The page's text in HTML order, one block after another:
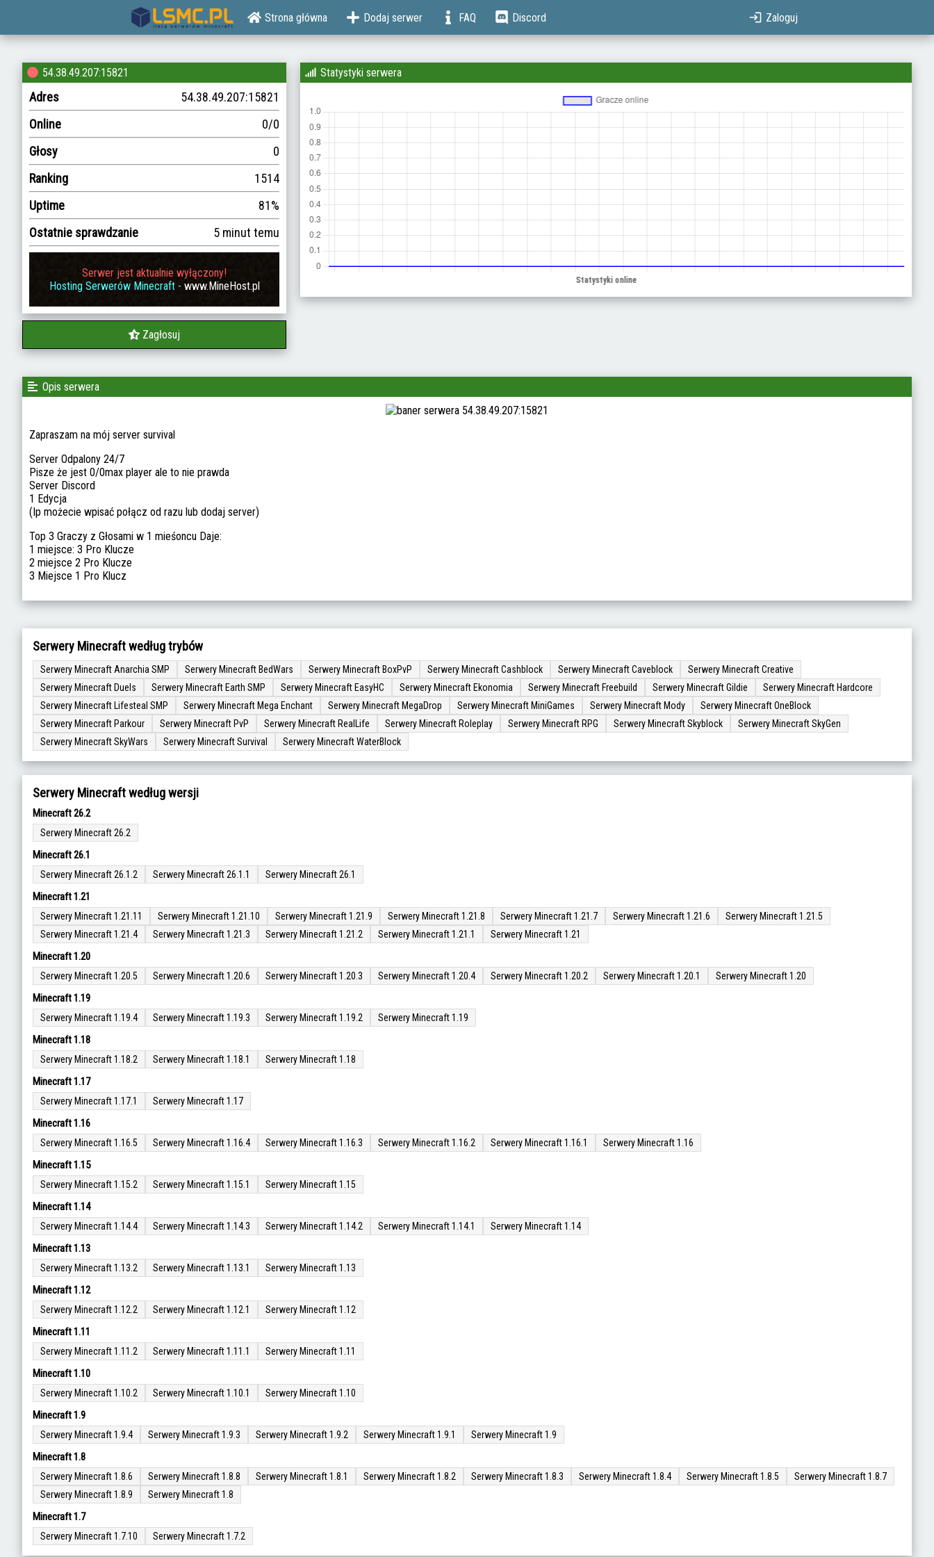
Strona główna Dodaj serwer FAQ Discord Zaloguj
54.38.49.207:15821
Adres
54.38.49.207:15821
Online
0/0
Głosy
0
Ranking
1514
Uptime
81%
Ostatnie sprawdzanie
5 minut temu
Serwer jest aktualnie wyłączony!
Hosting Serwerów Minecraft - www.MineHost.pl
Zagłosuj
Statystyki serwera
Opis serwera
Zapraszam na mój server survival
Server Odpalony 24/7
Pisze że jest 0/0max player ale to nie prawda
Server Discord
1 Edycja
(Ip możecie wpisać połącz od razu lub dodaj server)
Top 3 Graczy z Głosami w 1 mieśoncu Daje:
1 miejsce: 3 Pro Klucze
2 miejsce 2 Pro Klucze
3 Miejsce 1 Pro Klucz
Serwery Minecraft według trybów
Serwery Minecraft Anarchia SMP Serwery Minecraft BedWars Serwery Minecraft BoxPvP Serwery Minecraft Cashblock Serwery Minecraft Caveblock
Serwery Minecraft Creative
Serwery Minecraft Duels
Serwery Minecraft Earth SMP Serwery Minecraft EasyHC Serwery Minecraft Ekonomia Serwery Minecraft Freebuild Serwery Minecraft Gildie
Serwery Minecraft Hardcore
Serwery Minecraft Lifesteal SMP
Serwery Minecraft Mega Enchant Serwery Minecraft MegaDrop Serwery Minecraft MiniGames Serwery Minecraft Mody
Serwery Minecraft OneBlock
Serwery Minecraft Parkour
Serwery Minecraft PvP Serwery Minecraft RealLife Serwery Minecraft Roleplay Serwery Minecraft RPG Serwery Minecraft Skyblock
Serwery Minecraft SkyGen
Serwery Minecraft SkyWars
Serwery Minecraft Survival Serwery Minecraft WaterBlock
Serwery Minecraft według wersji
Minecraft 26.2
Serwery Minecraft 26.2
Minecraft 26.1
Serwery Minecraft 26.1.2 Serwery Minecraft 26.1.1 Serwery Minecraft 26.1
Minecraft 1.21
Serwery Minecraft 1.21.11 Serwery Minecraft 1.21.10 Serwery Minecraft 1.21.9 Serwery Minecraft 1.21.8 Serwery Minecraft 1.21.7 Serwery Minecraft 1.21.6
Serwery Minecraft 1.21.5
Serwery Minecraft 1.21.4
Serwery Minecraft 1.21.3 Serwery Minecraft 1.21.2 Serwery Minecraft 1.21.1 Serwery Minecraft 1.21
Minecraft 1.20
Serwery Minecraft 1.20.5 Serwery Minecraft 1.20.6 Serwery Minecraft 1.20.3 Serwery Minecraft 1.20.4 Serwery Minecraft 1.20.2 Serwery Minecraft 1.20.1 Serwery Minecraft 1.20
Minecraft 1.19
Serwery Minecraft 1.19.4 Serwery Minecraft 1.19.3 Serwery Minecraft 1.19.2 Serwery Minecraft 1.19
Minecraft 1.18
Serwery Minecraft 1.18.2 Serwery Minecraft 1.18.1 Serwery Minecraft 1.18
Minecraft 1.17
Serwery Minecraft 1.17.1 Serwery Minecraft 1.17
Minecraft 1.16
Serwery Minecraft 1.16.5 Serwery Minecraft 1.16.4 Serwery Minecraft 1.16.3 Serwery Minecraft 1.16.2 Serwery Minecraft 1.16.1 Serwery Minecraft 1.16
Minecraft 1.15
Serwery Minecraft 1.15.2 Serwery Minecraft 1.15.1 Serwery Minecraft 1.15
Minecraft 1.14
Serwery Minecraft 1.14.4 Serwery Minecraft 1.14.3 Serwery Minecraft 1.14.2 Serwery Minecraft 1.14.1 Serwery Minecraft 1.14
Minecraft 1.13
Serwery Minecraft 1.13.2 Serwery Minecraft 1.13.1 Serwery Minecraft 1.13
Minecraft 1.12
Serwery Minecraft 1.12.2 Serwery Minecraft 1.12.1 Serwery Minecraft 1.12
Minecraft 1.11
Serwery Minecraft 1.11.2 Serwery Minecraft 1.11.1 Serwery Minecraft 1.11
Minecraft 1.10
Serwery Minecraft 1.10.2 Serwery Minecraft 1.10.1 Serwery Minecraft 1.10
Minecraft 1.9
Serwery Minecraft 1.9.4 Serwery Minecraft 1.9.3 Serwery Minecraft 1.9.2 Serwery Minecraft 1.9.1 Serwery Minecraft 1.9
Minecraft 1.8
Serwery Minecraft 1.8.6 Serwery Minecraft 1.8.8 Serwery Minecraft 1.8.1 Serwery Minecraft 1.8.2 Serwery Minecraft 1.8.3 Serwery Minecraft 1.8.4 Serwery Minecraft 1.8.5
Serwery Minecraft 1.8.7
Serwery Minecraft 1.8.9
Serwery Minecraft 1.8
Minecraft 1.7
Serwery Minecraft 1.7.10 Serwery Minecraft 1.7.2